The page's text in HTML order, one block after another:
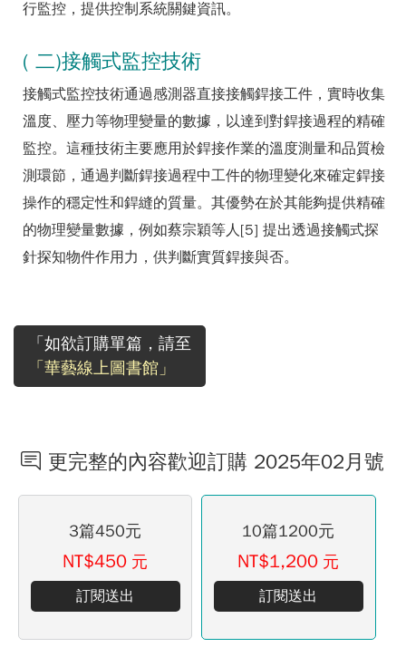
行監控，提供控制系統關鍵資訊。
( 二)接觸式監控技術
接觸式監控技術通過感測器直接接觸銲接工件，實時收集
溫度、壓力等物理變量的數據，以達到對銲接過程的精確
監控。這種技術主要應用於銲接作業的溫度測量和品質檢
測環節，通過判斷銲接過程中工件的物理變化來確定銲接
操作的穩定性和銲縫的質量。其優勢在於其能夠提供精確
的物理變量數據，例如蔡宗穎等人[5] 提出透過接觸式探
針探知物件作用力，供判斷實質銲接與否。
「如欲訂購單篇，請至
「華藝線上圖書館」
更完整的內容歡迎訂購 2025年02月號
3篇450元
NT$450 元
訂閱送出
10篇1200元
NT$1,200 元
訂閱送出